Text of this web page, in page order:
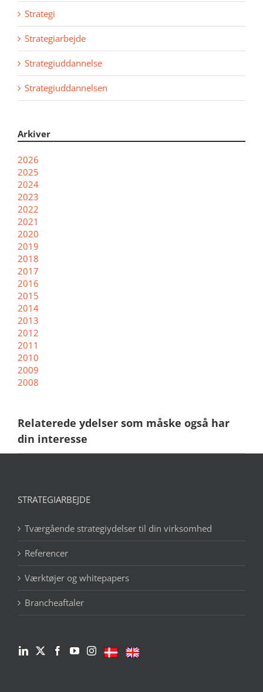
Strategi
Strategiarbejde
Strategiuddannelse
Strategiuddannelsen
Arkiver
2026
2025
2024
2023
2022
2021
2020
2019
2018
2017
2016
2015
2014
2013
2012
2011
2010
2009
2008
Relaterede ydelser som måske også har
din interesse
STRATEGIARBEJDE
Tværgående strategiydelser til din virksomhed
Referencer
Værktøjer og whitepapers
Brancheaftaler